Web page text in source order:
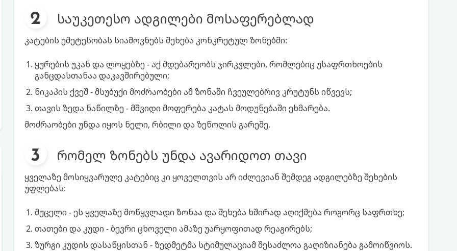
საუკეთესო ადგილები მოსაფერებლად
კატების უმეტესობას სიამოვნებს შეხება კონკრეტულ ზონებში:
ყურების უკან და ლოყებზე - აქ მდებარეობს ჯირკვლები, რომლებიც უსაფრთხოების
განცდასთანაა დაკავშირებული;
ნიკაპის ქვეშ - მსუბუქი მოძრაობები ამ ზონაში ჩვეულებრივ კრუტუნს იწვევს;
თავის ზედა ნაწილზე - მშვიდი მოფერება კატას მოდუნებაში ეხმარება.
მოძრაობები უნდა იყოს ნელი, რბილი და ზეწოლის გარეშე.
რომელ ზონებს უნდა ავარიდოთ თავი
ყველაზე მოსიყვარულე კატებიც კი ყოველთვის არ იძლევიან შემდეგ ადგილებზე შეხების
უფლებას:
მუცელი - ეს ყველაზე მოწყვლადი ზონაა და შეხება ხშირად აღიქმება როგორც საფრთხე;
თათები და კუდი - ბევრი ცხოველი ამაზე უარყოფითად რეაგირებს;
ზურგი კუდის დასაწყისთან - ზედმეტმა სტიმულაციამ შესაძლოა გაღიზიანება გამოიწვიოს.